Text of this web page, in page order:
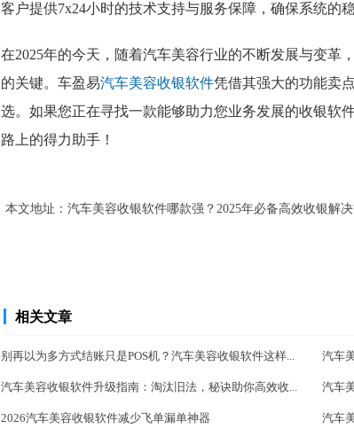
客户提供7x24小时的技术支持与服务保障，确保系统的
在2025年的今天，随着汽车美容行业的不断发展与变革
的关键。车盈易汽车美容收银软件凭借其强大的功能卖
选。如果您正在寻找一款能够助力您业务发展的收银软
路上的得力助手！
本文地址： 汽车美容收银软件哪款强？2025年必备高效收银解决
相关文章
别再以为多方式结账只是POS机？汽车美容收银软件这样... 汽车
汽车美容收银软件升级指南：淘汰旧法，秘诀助你高效收... 汽车
2026汽车美容收银软件减少飞单漏单神器 汽车